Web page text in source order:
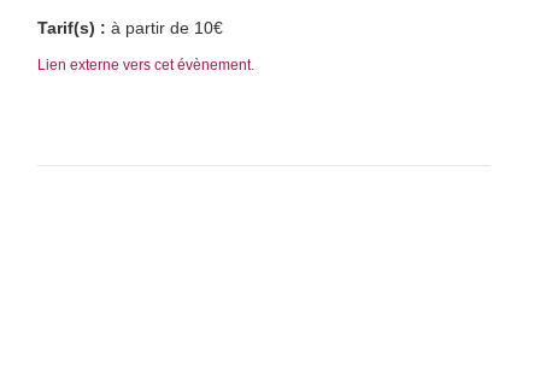
Tarif(s) : à partir de 10€
Lien externe vers cet évènement.